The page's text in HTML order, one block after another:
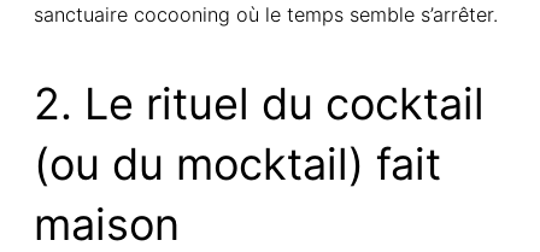
sanctuaire cocooning où le temps semble s’arrêter.
2. Le rituel du cocktail
(ou du mocktail) fait
maison